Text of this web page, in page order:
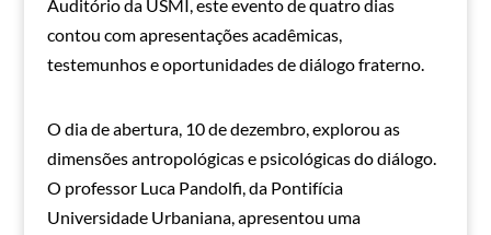
Auditório da USMI, este evento de quatro dias
contou com apresentações acadêmicas,
testemunhos e oportunidades de diálogo fraterno.
O dia de abertura, 10 de dezembro, explorou as
dimensões antropológicas e psicológicas do diálogo.
O professor Luca Pandolfi, da Pontifícia
Universidade Urbaniana, apresentou uma